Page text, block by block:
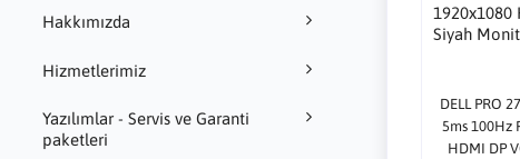
Hakkımızda
Hizmetlerimiz
Yazılımlar - Servis ve Garanti
paketleri
DELL PRO
5ms 100Hz
HDMI DP